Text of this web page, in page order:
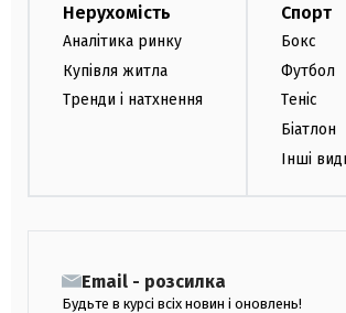
Нерухомість
Аналітика ринку
Купівля житла
Тренди і натхнення
Спорт
Бокс
Футбол
Теніс
Біатлон
Інші
Email - розсилка
Будьте в курсі всіх новин і оновлень!